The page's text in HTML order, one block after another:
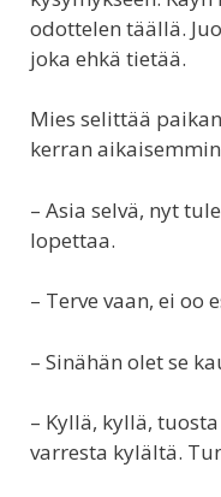
odottelen täällä.
joka ehkä tietää.
Mies selittää
kerran
– Asia selvä, nyt
lopettaa.
– Terve vaan, ei oo
– Sinähän olet se
– Kyllä, kyllä,
varresta kylältä.